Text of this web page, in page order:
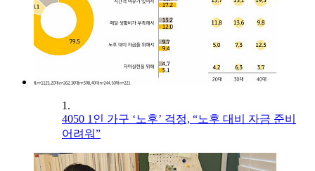
1.
4050 1인 가구 ‘노후’ 걱정, “노후 대비 자금 준비
어려워”